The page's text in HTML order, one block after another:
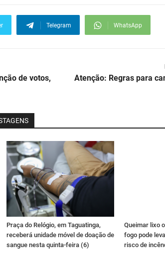
Telegram WhatsApp
de votos,
Atenção: Regras para
Praça do Relógio, em Taguatinga,
receberá unidade móvel de doação de
sangue nesta quinta-feira (6)
Queimar lixo
fogo pode
risco de